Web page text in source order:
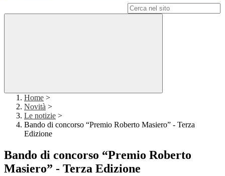
Home >
Novità >
Le notizie >
Bando di concorso “Premio Roberto Masiero” - Terza
Edizione
Bando di concorso “Premio Roberto
Masiero” - Terza Edizione